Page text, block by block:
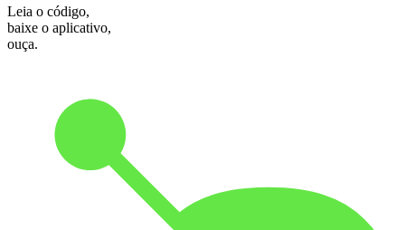
Leia o código,
baixe o aplicativo,
ouça.